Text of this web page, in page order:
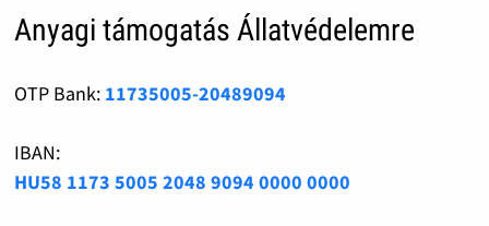
Anyagi támogatás Állatvédelemre
OTP Bank: 11735005-20489094
IBAN:
HU58 1173 5005 2048 9094 0000 0000